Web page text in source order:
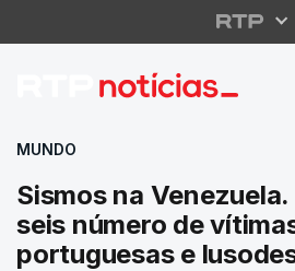
Sismos na
MUNDO
Sismos na
seis número de
portuguesas e